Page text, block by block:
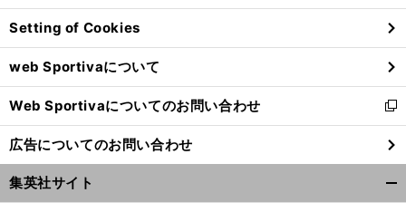
ン
ド
ウ
で
開
く
Setting of Cookies
web Sportivaについて
Web Sportivaについてのお問い合わせ
新
し
い
ウ
ィ
ン
広告についてのお問い合わせ
集英社サイト